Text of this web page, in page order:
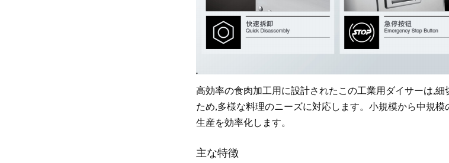
高効率の食肉加工用に設計されたこの工業用ダイサーは,
ため,多様な料理のニーズに対応します。小規模から中規
生産を効率化します。
主な特徴